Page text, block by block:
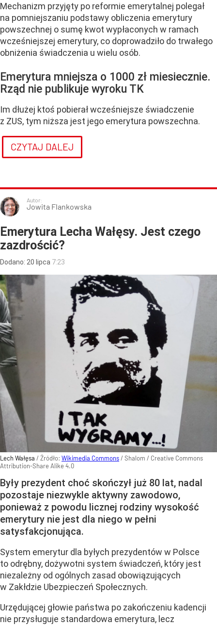
Mechanizm przyjęty po reformie emerytalnej polegał
na pomniejszaniu podstawy obliczenia emerytury
powszechnej o sumę kwot wypłaconych w ramach
wcześniejszej emerytury, co doprowadziło do trwałego
obniżenia świadczenia u wielu osób.
Emerytura mniejsza o 1000 zł miesiecznie.
Rząd nie publikuje wyroku TK
Im dłużej ktoś pobierał wcześniejsze świadczenie
z ZUS, tym niższa jest jego emerytura powszechna.
CZYTAJ DALEJ
Autor:
Jowita Flankowska
Emerytura Lecha Wałęsy. Jest czego
zazdrościć?
Dodano: 20 lipca 7:23
Lech Wałęsa / Źródło: Wikimedia Commons/ Shalom / Creative Commons
Attribution-Share Alike 4.0
Były prezydent choć skończył już 80 lat, nadal
pozostaje niezwykle aktywny zawodowo,
ponieważ z powodu licznej rodziny wysokość
emerytury nie jest dla niego w pełni
satysfakcjonująca.
System emerytur dla byłych prezydentów w Polsce
to odrębny, dożywotni system świadczeń, który jest
niezależny od ogólnych zasad obowiązujących
w Zakłdzie Ubezpieczeń Społecznych.
Urzędującej głowie państwa po zakończeniu kadencji
nie przysługuje standardowa emerytura, lecz